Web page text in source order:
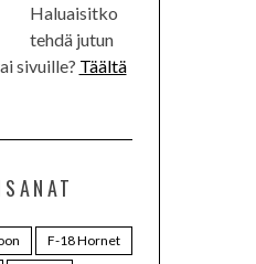
Haluaisitko
tehdä jutun
sivuille? Täältä
F-18 Hornet